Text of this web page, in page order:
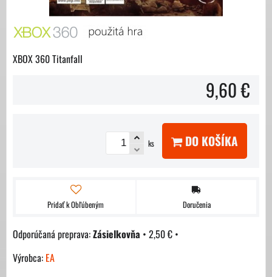
XBOX 360 Titanfall
9,60 €
ks DO KOŠÍKA
Pridať k Obľúbeným Doručenia
Zásielkovňa • 2,50 € •
Výrobca: EA